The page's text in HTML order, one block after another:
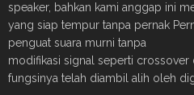
speaker, bahkan kami anggap ini
yang siap tempur tanpa pernak
penguat suara murni tanpa
modifikasi signal seperti crossover
fungsinya telah diambil alih oleh